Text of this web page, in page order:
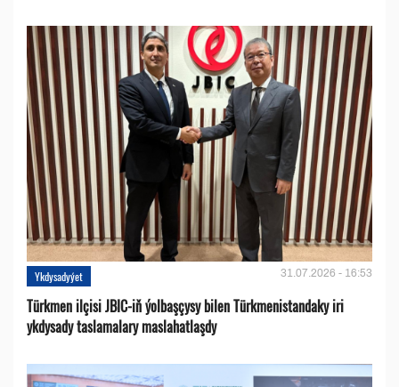
Ykdysadyýet 31.07.2026 - 16:53
Türkmen ilçisi JBIC-iň ýolbaşçysy bilen Türkmenistandaky iri
ykdysady taslamalary maslahatlaşdy